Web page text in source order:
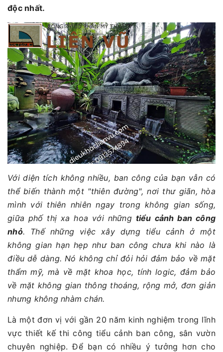
độc nhất.
Với diện tích không nhiều, ban công của bạn vẫn có
thể biến thành một "thiên đường", nơi thư giãn, hòa
mình với thiên nhiên ngay trong không gian sống,
giữa phố thị xa hoa với những tiểu cảnh ban công
nhỏ. Thế những việc xây dựng tiểu cảnh ở một
không gian hạn hẹp như ban công chưa khi nào là
điều dễ dàng. Nó không chỉ đỏi hỏi đảm bảo về mặt
thẩm mỹ, mà về mặt khoa học, tính logic, đảm bảo
về mặt không gian thông thoáng, rộng mở, đơn giản
nhưng không nhàm chán.
Là một đơn vị với gần 20 năm kinh nghiệm trong lĩnh
vực thiết kế thi công tiểu cảnh ban công, sân vườn
chuyên nghiệp. Để bạn có nhiều ý tưởng hơn cho